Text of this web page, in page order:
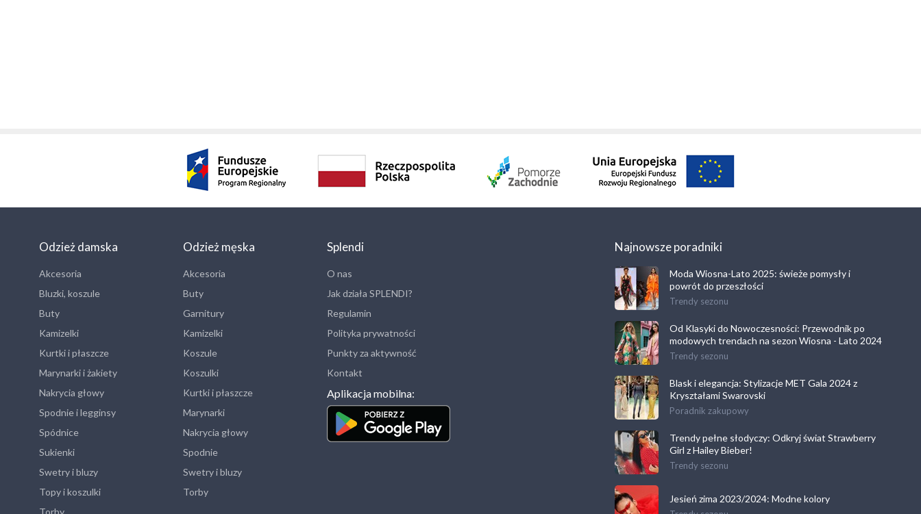
Odzież damska
Akcesoria
Bluzki, koszule
Buty
Kamizelki
Kurtki i płaszcze
Marynarki i żakiety
Nakrycia głowy
Spodnie i legginsy
Spódnice
Sukienki
Swetry i bluzy
Topy i koszulki
Torby
Odzież męska
Akcesoria
Buty
Garnitury
Kamizelki
Koszule
Koszulki
Kurtki i płaszcze
Marynarki
Nakrycia głowy
Spodnie
Swetry i bluzy
Torby
Splendi
O nas
Jak działa SPLENDI?
Regulamin
Polityka prywatności
Punkty za aktywność
Kontakt
Aplikacja mobilna:
Najnowsze poradniki
Moda Wiosna-Lato 2025: świeże pomysły i
powrót do przeszłości
Trendy sezonu
Od Klasyki do Nowoczesności: Przewodnik po
modowych trendach na sezon Wiosna - Lato 2024
Trendy sezonu
Blask i elegancja: Stylizacje MET Gala 2024 z
Kryształami Swarovski
Poradnik zakupowy
Trendy pełne słodyczy: Odkryj świat Strawberry
Girl z Hailey Bieber!
Trendy sezonu
Jesień zima 2023/2024: Modne kolory